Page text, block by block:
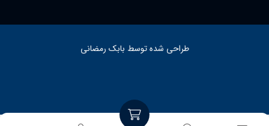
طراحی شده توسط بابک رمضانی